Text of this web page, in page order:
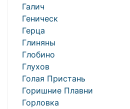
Галич
Геническ
Герца
Глиняны
Глобино
Глухов
Голая Пристань
Горишние Плавни
Горловка